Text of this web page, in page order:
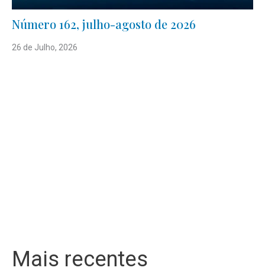
Número 162, julho-agosto de 2026
26 de Julho, 2026
Mais recentes